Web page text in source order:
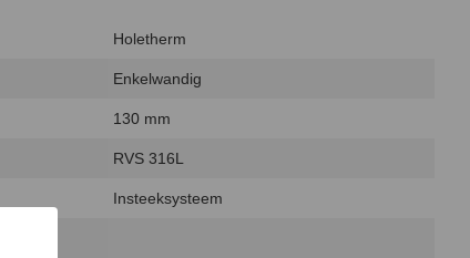
Holetherm
Enkelwandig
130 mm
RVS 316L
Insteeksysteem